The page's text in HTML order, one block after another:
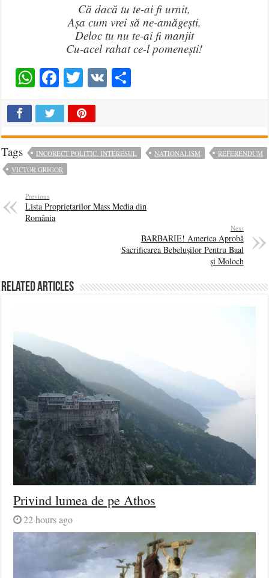
Că dacă tu te-ai fi urnit,
Așa cum vrei să ne-amăgești,
Deloc tu nu te-ai fi manjit
Cu-acel rahat ce-l pomenești!
WhatsApp
Facebook
Twitter
VK
Tags INCORECT POLITIC. INTERESUL NATIONALISM
REFERENDUM
VICTOR GRIGOR
Previous
Lista Proprietarilor Mass Media din
România
Next
BARBARIE! America Aprobă
Sacrificarea Bebelușilor Pentru Baal
și Moloch
Related Articles
Privind lumea de pe Athos
22 hours ago